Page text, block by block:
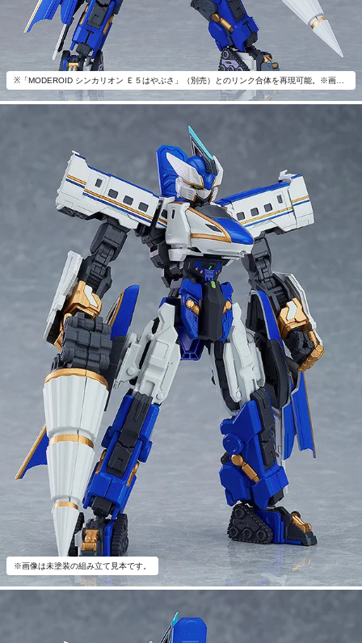
※画像は未塗装の組み立て見本です。